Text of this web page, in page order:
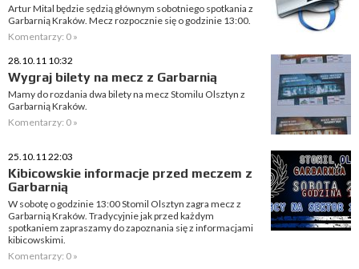
Artur Mital będzie sędzią głównym sobotniego spotkania z
Garbarnią Kraków. Mecz rozpocznie się o godzinie 13:00.
Komentarzy: 0 »
28.10.11 10:32
Wygraj bilety na mecz z Garbarnią
Mamy do rozdania dwa bilety na mecz Stomilu Olsztyn z
Garbarnią Kraków.
Komentarzy: 0 »
25.10.11 22:03
Kibicowskie informacje przed meczem z
Garbarnią
W sobotę o godzinie 13:00 Stomil Olsztyn zagra mecz z
Garbarnią Kraków. Tradycyjnie jak przed każdym
spotkaniem zapraszamy do zapoznania się z informacjami
kibicowskimi.
Komentarzy: 0 »